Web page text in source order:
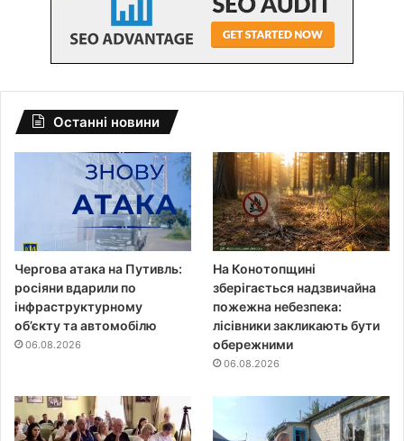
Останні новини
Чергова атака на Путивль:
росіяни вдарили по
інфраструктурному
об’єкту та автомобілю
06.08.2026
На Конотопщині
зберігається надзвичайна
пожежна небезпека:
лісівники закликають бути
обережними
06.08.2026